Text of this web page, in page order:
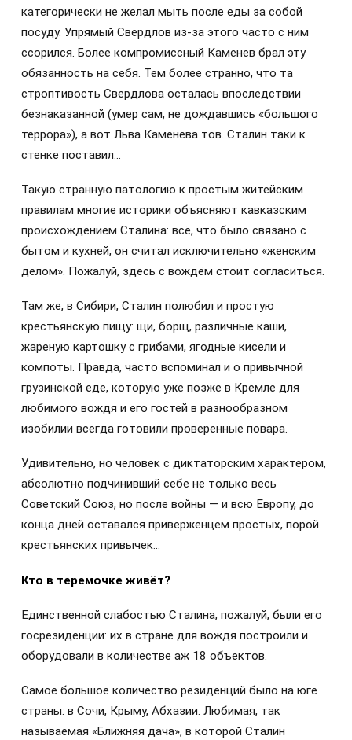
категорически не желал мыть после еды за собой
посуду. Упрямый Свердлов из-за этого часто с ним
ссорился. Более компромиссный Каменев брал эту
обязанность на себя. Тем более странно, что та
строптивость Свердлова осталась впоследствии
безнаказанной (умер сам, не дождавшись «большого
террора»), а вот Льва Каменева тов. Сталин таки к
стенке поставил…
Такую странную патологию к простым житейским
правилам многие историки объясняют кавказским
происхождением Сталина: всё, что было связано с
бытом и кухней, он считал исключительно «женским
делом». Пожалуй, здесь с вождём стоит согласиться.
Там же, в Сибири, Сталин полюбил и простую
крестьянскую пищу: щи, борщ, различные каши,
жареную картошку с грибами, ягодные кисели и
компоты. Правда, часто вспоминал и о привычной
грузинской еде, которую уже позже в Кремле для
любимого вождя и его гостей в разнообразном
изобилии всегда готовили проверенные повара.
Удивительно, но человек с диктаторским характером,
абсолютно подчинивший себе не только весь
Советский Союз, но после войны — и всю Европу, до
конца дней оставался приверженцем простых, порой
крестьянских привычек…
Кто в теремочке живёт?
Единственной слабостью Сталина, пожалуй, были его
госрезиденции: их в стране для вождя построили и
оборудовали в количестве аж 18 объектов.
Самое большое количество резиденций было на юге
страны: в Сочи, Крыму, Абхазии. Любимая, так
называемая «Ближняя дача», в которой Сталин